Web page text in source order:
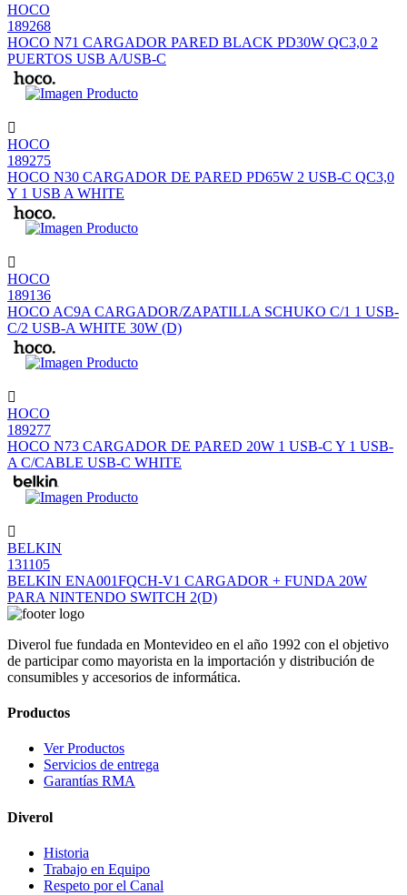
HOCO
189268
HOCO N71 CARGADOR PARED BLACK PD30W QC3,0 2
PUERTOS USB A/USB-C
HOCO
189275
HOCO N30 CARGADOR DE PARED PD65W 2 USB-C QC3,0
Y 1 USB A WHITE
HOCO
189136
HOCO AC9A CARGADOR/ZAPATILLA SCHUKO C/1 1 USB-
C/2 USB-A WHITE 30W (D)
HOCO
189277
HOCO N73 CARGADOR DE PARED 20W 1 USB-C Y 1 USB-
A C/CABLE USB-C WHITE
BELKIN
131105
BELKIN ENA001FQCH-V1 CARGADOR + FUNDA 20W
PARA NINTENDO SWITCH 2(D)
Diverol fue fundada en Montevideo en el año 1992 con el objetivo
de participar como mayorista en la importación y distribución de
consumibles y accesorios de informática.
Productos
Ver Productos
Servicios de entrega
Garantías RMA
Diverol
Historia
Trabajo en Equipo
Respeto por el Canal